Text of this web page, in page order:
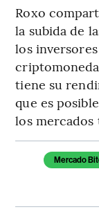
Roxo
la subida de
los
tiene su
que es
los
Temas de
Mercado